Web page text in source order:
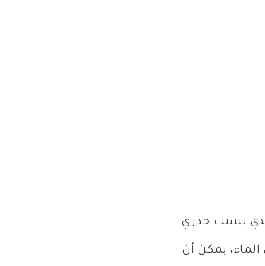
يسبب جدري
يمكن أن